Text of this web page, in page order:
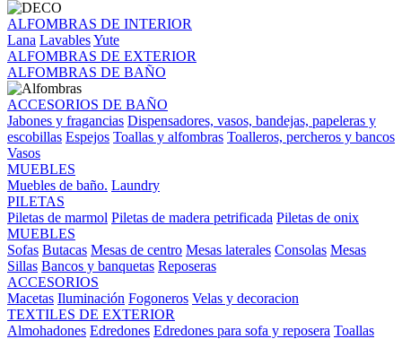
ALFOMBRAS DE INTERIOR
Lana LavablesYute
ALFOMBRAS DE EXTERIOR
ALFOMBRAS DE BAÑO
ACCESORIOS DE BAÑO
Jabones y fragancias Dispensadores, vasos, bandejas, papeleras y
escobillas Espejos Toallas y alfombras Toalleros, percheros y bancos
Vasos
MUEBLES
Muebles de baño. Laundry
PILETAS
Piletas de marmol Piletas de madera petrificada Piletas de onix
MUEBLES
Sofas Butacas Mesas de centro Mesas laterales Consolas Mesas
Sillas Bancos y banquetas Reposeras
ACCESORIOS
Macetas Iluminación Fogoneros Velas y decoracion
TEXTILES DE EXTERIOR
Almohadones Edredones Edredones para sofa y reposera Toallas